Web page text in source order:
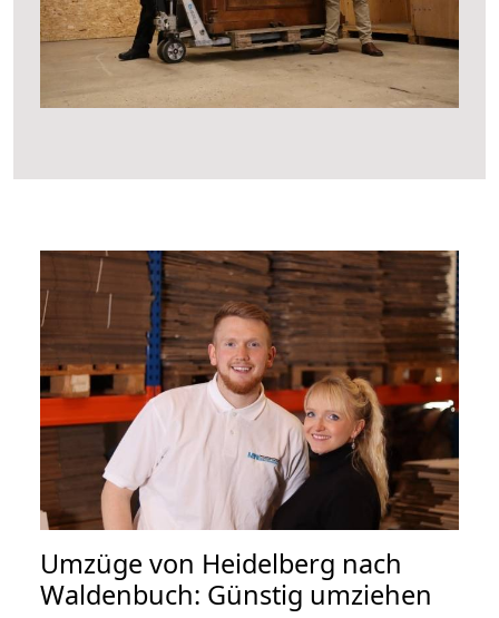
Umzüge von Heidelberg nach
Waldenbuch: Günstig umziehen